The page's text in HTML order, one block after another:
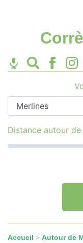
Distance autour
Accueil > Autour de